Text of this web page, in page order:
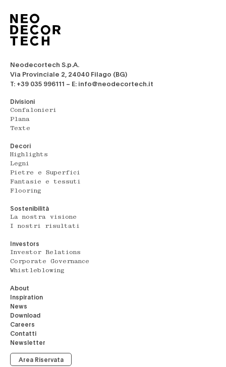
Neodecortech S.p.A.
Via Provinciale 2, 24040 Filago (BG)
T: +39 035 996111 – E: info@neodecortech.it
Divisioni
Confalonieri
Plana
Texte
Decori
Highlights
Legni
Pietre e Superfici
Fantasie e tessuti
Flooring
Sostenibilità
La nostra visione
I nostri risultati
Investors
Investor Relations
Corporate Governance
Whistleblowing
About
Inspiration
News
Download
Careers
Contatti
Newsletter
Area Riservata